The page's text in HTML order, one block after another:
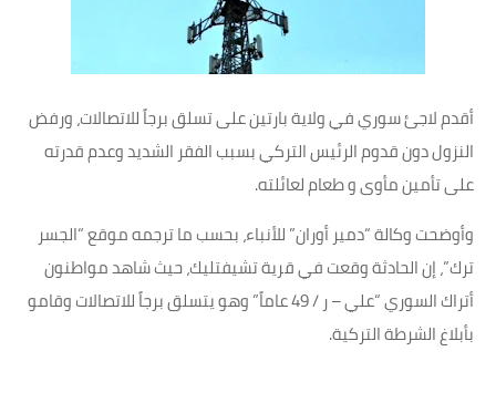
أقدم لاجئ سوري في ولاية بارتين على تسلق برجاً للاتصالات، ورفض
النزول دون قدوم الرئيس التركي بسبب الفقر الشديد وعدم قدرته
على تأمين مأوى و طعام لعائلته.
وأوضحت وكالة “دمير أوران” للأنباء، بحسب ما ترجمه موقع “الجسر
ترك”، إن الحادثة وقعت في قرية تشيفتليك، حيث شاهد مواطنون
أتراك السوري “علي – ر / 49 عاماً” وهو يتسلق برجاً للاتصالات وقامو
بأبلاغ الشرطة التركية.